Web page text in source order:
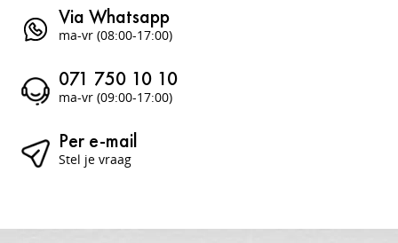
Via Whatsapp
ma-vr (08:00-17:00)
071 750 10 10
ma-vr (09:00-17:00)
Per e-mail
Stel je vraag